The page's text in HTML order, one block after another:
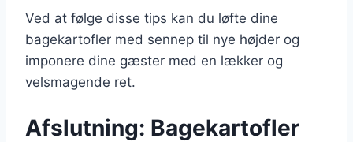
Ved at følge disse tips kan du løfte dine
bagekartofler med sennep til nye højder og
imponere dine gæster med en lækker og
velsmagende ret.
Afslutning: Bagekartofler